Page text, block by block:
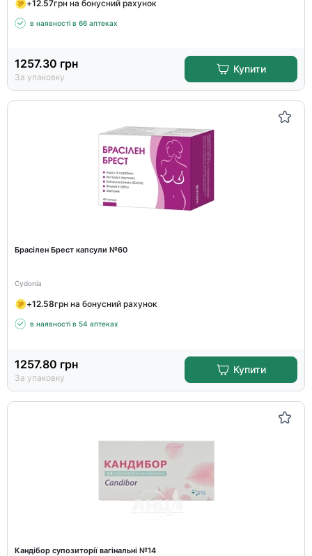
+12.57грн на бонусний рахунок
в наявності в 66 аптеках
1257.30 грн
За упаковку
Купити
Брасілен Брест капсули №60
Cydonia
+12.58грн на бонусний рахунок
в наявності в 54 аптеках
1257.80 грн
За упаковку
Купити
Кандібор супозиторії вагінальні №14